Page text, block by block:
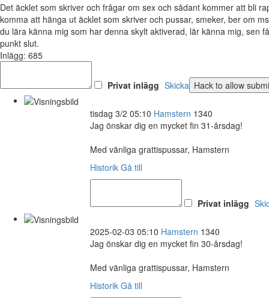
Det äcklet som skriver och frågar om sex och sådant kommer att bli
komma att hänga ut äcklet som skriver och pussar, smeker, ber om
du lära känna mig som har denna skylt aktiverad, lär känna mig,
punkt slut.
Inlägg: 685
Privat inlägg Skicka
tisdag 3/2 05:10 Hamstern 1340
Jag önskar dig en mycket fin 31-årsdag!
Med vänliga grattispussar, Hamstern
Historik Gå till
Privat inlägg
2025-02-03 05:10 Hamstern 1340
Jag önskar dig en mycket fin 30-årsdag!
Med vänliga grattispussar, Hamstern
Historik Gå till